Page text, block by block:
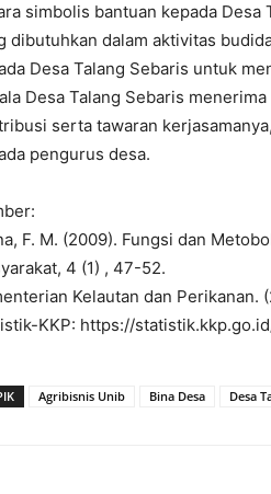
simbolis bantuan kepada
dibutuhkan dalam aktivitas
Desa Talang Sebaris untuk
Desa Talang Sebaris
serta tawaran
pengurus desa.
F. M. (2009). Fungsi dan
4 (1) , 47-52.
Kelautan dan Perikanan.
KKP: https://
Agribisnis Unib Bina Desa Desa